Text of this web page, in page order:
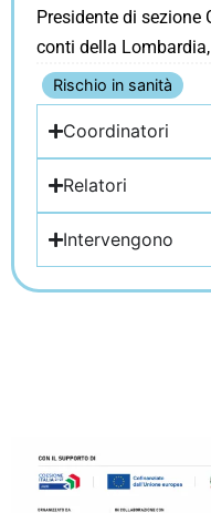
Presidente di sezione
conti della
Rischio in sanità
Coordinatori
Relatori
Intervengono